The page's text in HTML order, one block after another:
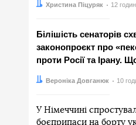
Автор:
Христина Піцуряк
Дата: 12
Білішість сенаторів
законопроєкт про
проти Росії та Ірану.
Автор:
Вероніка Довганюк
Дата: 10
У Німеччині
боєприпаси на борту